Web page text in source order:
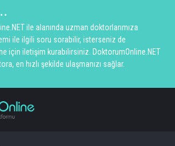
ile alanında uzman doktorlarımıza
ile ilgili soru sorabilir, isterseniz de
için iletişim kurabilirsiniz. DoktorumOnline.NET
en hızlı şekilde ulaşmanızı sağlar.